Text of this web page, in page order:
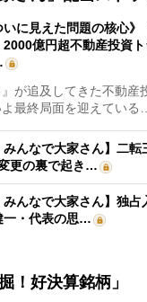
いに見えた問題の核心
2000億円超不動産投資ト
が追及してきた不動産
最終局面を迎えている
みんなで大家さん】二転
更の裏で起き…
みんなで大家さん】独
一・代表の思…
！好決算銘柄」